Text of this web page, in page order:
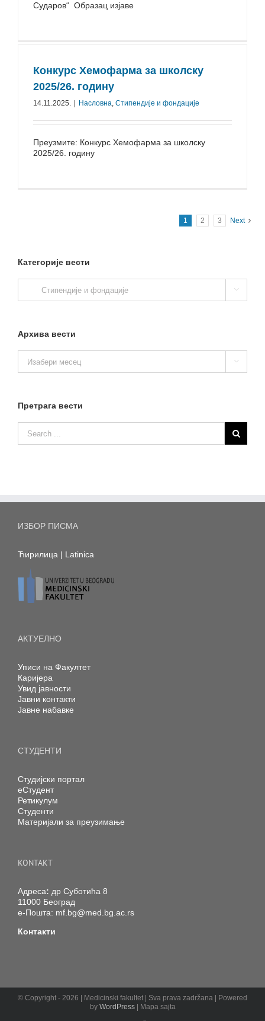
Сударов“ Образац изјаве
Конкурс Хемофарма за школску
2025/26. годину
14.11.2025. Насловна, Стипендије и фондације
Преузмите: Конкурс Хемофарма за школску
2025/26. годину
1 2 3 Next
Категорије вести

Архива вести
вести

Претрага вести
ИЗБОР ПИСМА
Ћирилица | Latinica
АКТУЕЛНО
Уписи на Факултет
Каријера
Увид јавности
Јавни контакти
Јавне набавке
СТУДЕНТИ
Студијски портал
еСтудент
Ретикулум
Студенти
Материјали за преузимање
KONTAKT
Адреса: др Суботића 8
11000 Београд
е-Пошта: mf.bg@med.bg.ac.rs
Контакти
© Copyright - 2026 | Medicinski fakultet | Sva prava zadržana | Powered
by WordPress| Mapa sajta